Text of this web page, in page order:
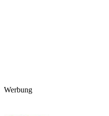
Werbung